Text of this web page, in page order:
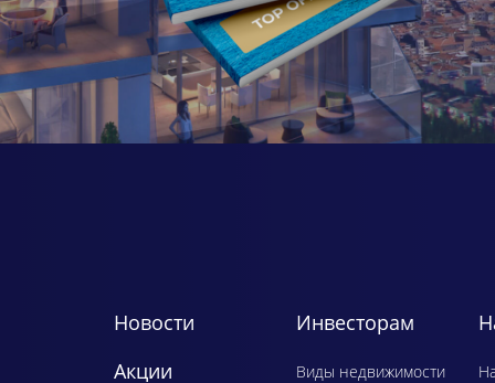
Новости
Акции
Инвесторам
Виды недвижимости